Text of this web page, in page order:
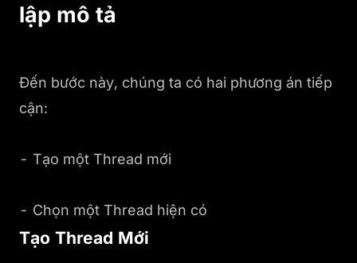
lập mô tả
Đến bước này, chúng ta có hai phương án tiếp
cận:
- Tạo một Thread mới
- Chọn một Thread hiện có
Tạo Thread Mới